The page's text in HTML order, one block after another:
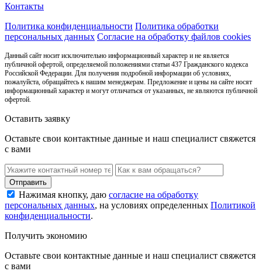
Контакты
Политика конфиденциальности Политика обработки
персональных данных Согласие на обработку файлов cookies
Данный сайт носит исключительно информационный характер и не является
публичной офертой, определяемой положениями статьи 437 Гражданского кодекса
Российской Федерации. Для получения подробной информации об условиях,
пожалуйста, обращайтесь к нашим менеджерам. Предложение и цены на сайте носят
информационный характер и могут отличаться от указанных, не являются публичной
офертой.
Оставить заявку
Оставьте свои контактные данные и наш специалист свяжется
с вами
Нажимая кнопку, даю согласие на обработку
персональных данных, на условиях определенных Политикой
конфиденциальности.
Получить экономию
Оставьте свои контактные данные и наш специалист свяжется
с вами